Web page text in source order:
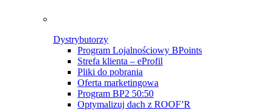
Dystrybutorzy
Program Lojalnościowy BPoints
Strefa klienta – eProfil
Pliki do pobrania
Oferta marketingowa
Program BP2 50:50
Optymalizuj dach z ROOF’R